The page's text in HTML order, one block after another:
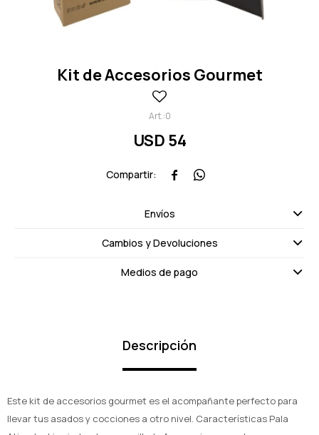
Kit de Accesorios Gourmet
0
USD 54
 
Envíos
Cambios y Devoluciones
Medios de pago
Descripción
Este kit de accesorios gourmet es el acompañante perfecto para
llevar tus asados y cocciones a otro nivel. Características Pala